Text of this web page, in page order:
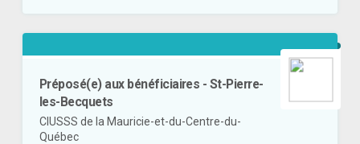
Préposé(e) aux bénéficiaires - St-Pierre-
les-Becquets
CIUSSS de la Mauricie-et-du-Centre-du-
Québec